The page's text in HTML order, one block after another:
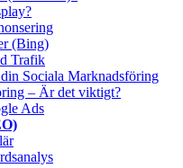
(Bing)
Trafik
Sociala Marknadsföring
– Är det viktigt?
Ads